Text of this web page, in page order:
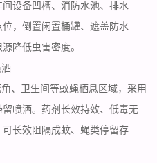
设备凹槽、消防水池、排水
，倒置闲置桶罐、遮盖防水
降低虫害密度。
、卫生间等蚊蝇栖息区域，采用
喷洒。药剂长效持效、低毒无
长效阻隔成蚊、蝇类停留存